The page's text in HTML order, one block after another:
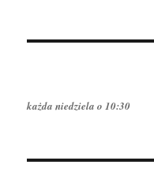
każda niedziela o 10:30